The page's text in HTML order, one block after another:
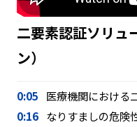
二要素認証ソリュ
ン）
0:05 医療機関における
0:16 なりすましの危険